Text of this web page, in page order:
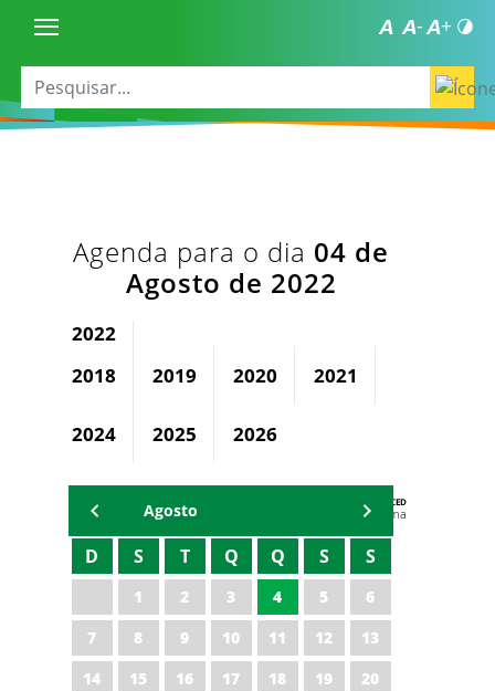
Agenda para o dia 04 de
Agosto de 2022
2022
2018
2019 2020 2021
2024 2025 2026
AGENDA DA CODED/CED
Vagna Lima
Agosto
D S T Q Q S S
1 2 3 4 5
6
7
8 9 10 11 12
13
14
15 16 17 18 19
20